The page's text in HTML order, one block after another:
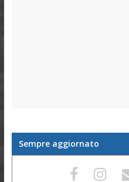
Sempre aggiornato